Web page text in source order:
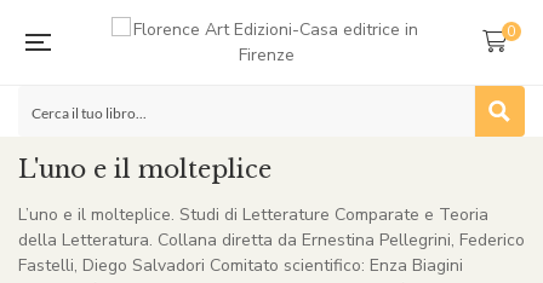
0
L'uno e il molteplice
L’uno e il molteplice. Studi di Letterature Comparate e Teoria
della Letteratura. Collana diretta da Ernestina Pellegrini, Federico
Fastelli, Diego Salvadori Comitato scientifico: Enza Biagini